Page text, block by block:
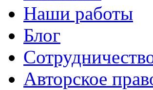
Наши работы
Блог
Авторское